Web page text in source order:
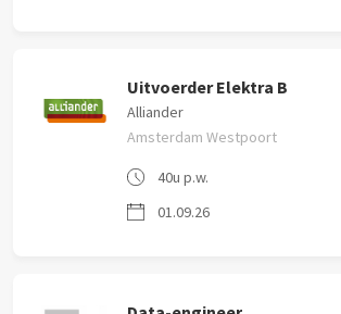
Uitvoerder Elektra B
Alliander
Amsterdam Westpoort
40u p.w.
01.09.26